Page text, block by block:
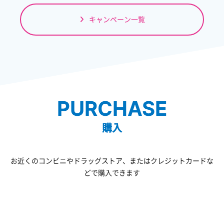
キャンペーン一覧
PURCHASE
購入
お近くのコンビニやドラッグストア、またはクレジットカードな
どで購入できます